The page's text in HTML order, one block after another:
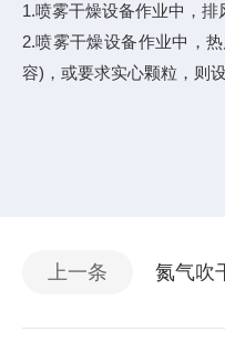
1.喷雾干燥设备作业中，
2.喷雾干燥设备作业中，
容)，或要求实心颗粒，则
上一条 氮气吹